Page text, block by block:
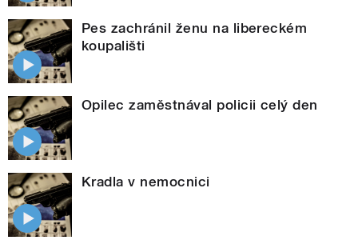
Pes zachránil ženu na libereckém
koupališti
Opilec zaměstnával policii celý den
Kradla v nemocnici